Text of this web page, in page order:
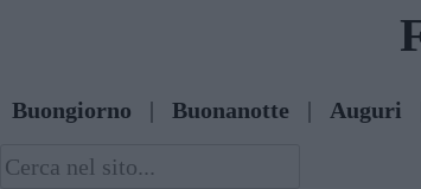
Buongiorno | Buonanotte | Auguri